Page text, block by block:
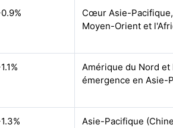
Cœur Asie-
Moyen-Orient et
Amérique du Nord et
émergence en Asie-
Asie-Pacifique